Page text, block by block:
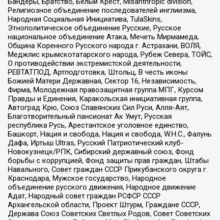
Религиозное объединение последователей инглиизма,
Народная Социальная Инициатива, TulaSkins,
Этнополитическое объединение Русские, Русское
национальное объединение Атака, Мечеть Мирмамеда,
Община Коренного Русского народа г. Астрахани, ВОЛЯ,
Меджлис крымскотатарского народа, Рубеж Севера, ТОЙС,
О противодействии экстремистской деятельности,
РЕВТАТПОД, Артподготовка, Штольц, В честь иконы
Божией Матери Державная, Сектор 16, Независимость,
Фирма, Молодежная правозащитная группа МПГ, Курсом
Правды и Единения, Каракольская инициативная группа,
Автоград Крю, Союз Славянских Сил Руси, Алля-Аят,
Благотворительный пансионат Ак Умут, Русская
республика Русь, Арестантское уголовное единство,
Башкорт, Нация и свобода, Нация и свобода, W.H.С., Фалунь
Дафа, Иртыш Ultras, Русский Патриотический клуб-
Новокузнецк/РПК, Сибирский державный союз, Фонд
борьбы с коррупцией, Фонд защиты прав граждан, Штабы
Навального, Совет граждан СССР Прикубанского округа г.
Краснодара, Мужское государство, Народное
объединение русского движения, Народное движение
Адат, Народный совет граждан РСФСР СССР
Архангельской области, Проект Штурм, Граждане СССР,
Держава Союз Советских Светлых Родов, Совет Советских